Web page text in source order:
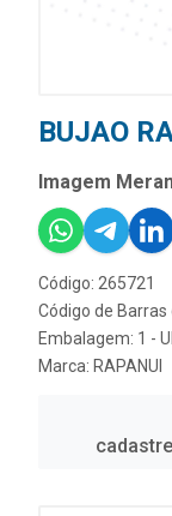
BUJAO
Imagem
Código: 265721
Código de
Embalagem: 1 -
Marca: RAPANUI